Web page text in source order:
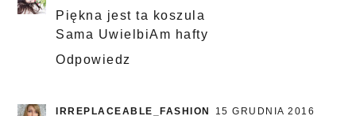
Piękna jest ta koszula
Sama UwielbiAm hafty
Odpowiedz
IRREPLACEABLE_FASHION
15 GRUDNIA 2016